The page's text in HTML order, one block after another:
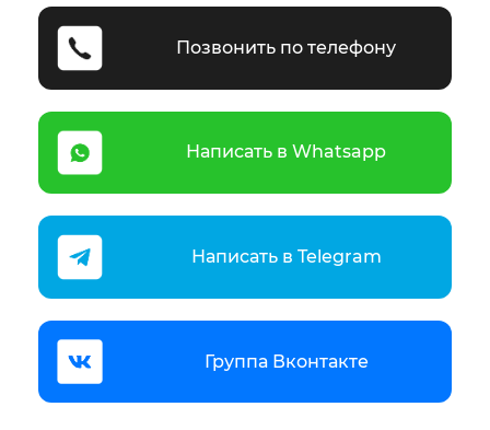
Позвонить по телефону
Написать в Whatsapp
Написать в Telegram
Группа Вконтакте